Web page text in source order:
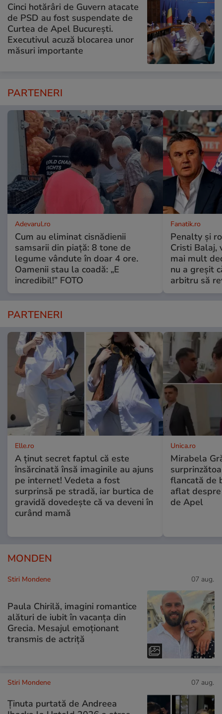
Cinci hotărâri de Guvern atacate
de PSD au fost suspendate de
Curtea de Apel București.
Executivul acuză blocarea unor
măsuri importante
PARTENERI
Adevarul.ro
Cum au eliminat cisnădienii
samsarii din piață: 8 tone de
legume vândute în doar 4 ore.
Oamenii stau la coadă: „E
incredibil!” FOTO
Fanatik.ro
Penalty și
Cristi Balaj,
mai mult
nu a greșit
arbitru să
PARTENERI
Elle.ro
A ținut secret faptul că este
însărcinată însă imaginile au ajuns
pe internet! Vedeta a fost
surprinsă pe stradă, iar burtica de
gravidă dovedește că va deveni în
curând mamă
Unica.ro
Mirabela
flancată de
aflat
de Apel
MONDEN
Stiri Mondene 07 aug.
Paula Chirilă, imagini romantice
alături de iubit în vacanța din
Grecia. Mesajul emoționant
transmis de actriță
Stiri Mondene 07 aug.
Ținuta purtată de Andreea